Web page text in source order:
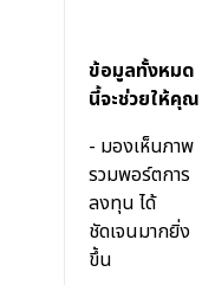
ข้อมูลทั้งหมด
นี้จะช่วยให้คุณ
- มองเห็นภาพ
รวมพอร์ตการ
ลงทุน ได้
ชัดเจนมากยิ่ง
ขึ้น